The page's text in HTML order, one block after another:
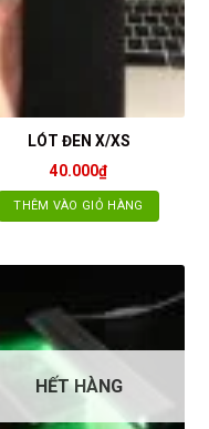
LÓT ĐEN X/XS
40.000₫
THÊM VÀO GIỎ HÀNG
HẾT HÀNG